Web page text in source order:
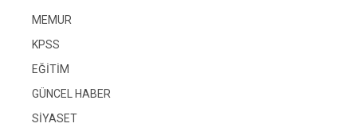
MEMUR
KPSS
EĞİTİM
GÜNCEL HABER
SİYASET